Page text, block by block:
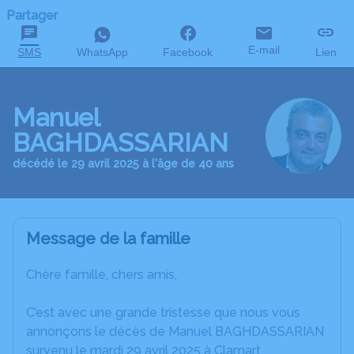
Partager
SMS WhatsApp Facebook E-mail Lien
Manuel
BAGHDASSARIAN
décédé le 29 avril 2025 à l'âge de 40 ans
Message de la famille
Chère famille, chers amis,
C’est avec une grande tristesse que nous vous
annonçons le décès de Manuel BAGHDASSARIAN
survenu le mardi 29 avril 2025 à Clamart.